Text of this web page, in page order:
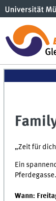
„Zeit für
Ein
Pferdegasse.
Wann: